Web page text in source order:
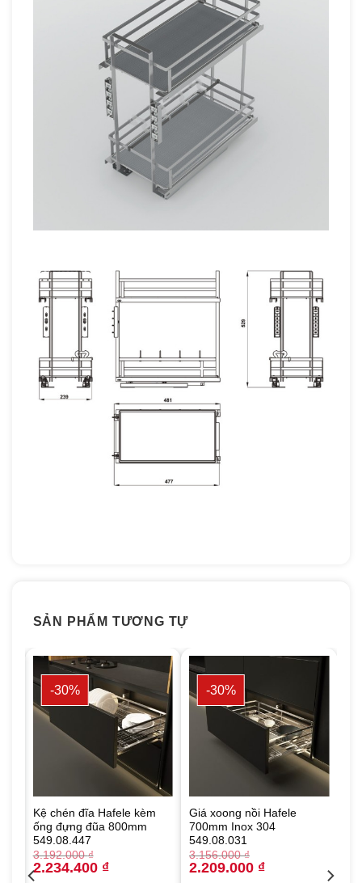
SẢN PHẨM TƯƠNG TỰ
-30%
Kệ chén đĩa Hafele kèm
ống đựng đũa 800mm
549.08.447
3.192.000₫
Original
price
2.234.400 ₫Current
-30%
Giá xoong nồi Hafele
700mm Inox 304
549.08.031
3.156.000₫
Original
price
2.209.000 ₫Current